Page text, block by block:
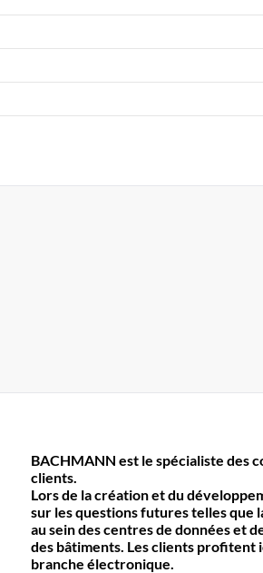
BACHMANN est le spécialiste des
clients.
Lors de la création et du
sur les questions futures telles que
au sein des centres de données et
des bâtiments. Les clients profitent
branche électronique.